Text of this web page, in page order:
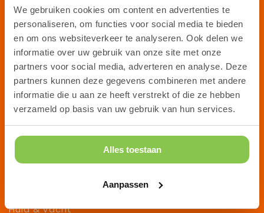
We gebruiken cookies om content en advertenties te
personaliseren, om functies voor social media te bieden
en om ons websiteverkeer te analyseren. Ook delen we
informatie over uw gebruik van onze site met onze
partners voor social media, adverteren en analyse. Deze
partners kunnen deze gegevens combineren met andere
informatie die u aan ze heeft verstrekt of die ze hebben
verzameld op basis van uw gebruik van hun services.
Alles toestaan
Aanpassen
7943PA Meppel
Nederland
info@hondensupplement.nl
+31 (0)6- 25 56 56 70
Ma/Di/Do/Vr 8.30-14.00
Categorieën:
Angst/Stress
Gewrichten
Huid & Vacht